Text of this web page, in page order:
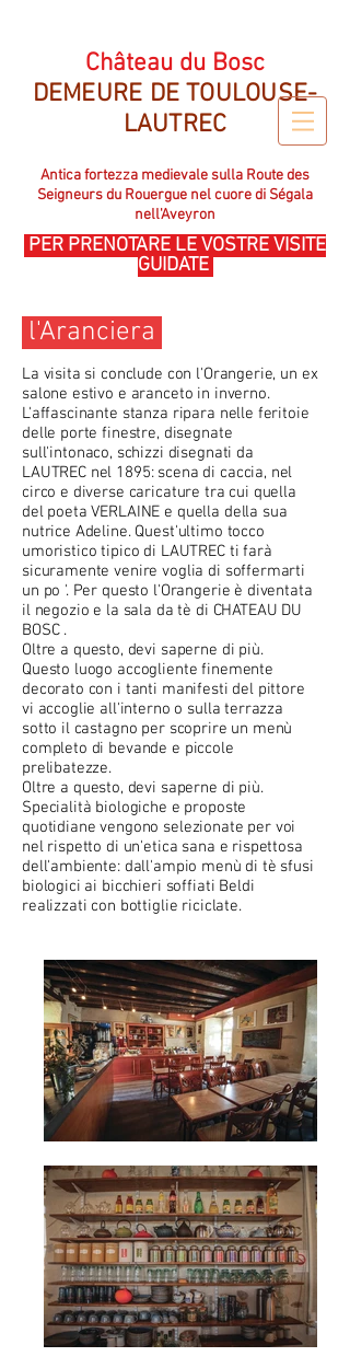
Château du Bosc
DEMEURE DE TOULOUSE-
LAUTREC
Antica fortezza medievale sulla Route des
Seigneurs du Rouergue nel cuore di Ségala
nell'Aveyron
PER PRENOTARE LE VOSTRE VISITE
GUIDATE
l'Aranciera
La visita si conclude con l'Orangerie, un ex
salone estivo e aranceto in inverno.
L'affascinante stanza ripara nelle feritoie
delle porte finestre, disegnate
sull'intonaco, schizzi disegnati da
LAUTREC nel 1895: scena di caccia, nel
circo e diverse caricature tra cui quella
del poeta VERLAINE e quella della sua
nutrice Adeline. Quest'ultimo tocco
umoristico tipico di LAUTREC ti farà
sicuramente venire voglia di soffermarti
un po '. Per questo l'Orangerie è diventata
il negozio e la sala da tè di CHATEAU DU
BOSC.
Oltre a questo, devi saperne di più.
Questo luogo accogliente finemente
decorato con i tanti manifesti del pittore
vi accoglie all'interno o sulla terrazza
sotto il castagno per scoprire un menù
completo di bevande e piccole
prelibatezze.
Oltre a questo, devi saperne di più.
Specialità biologiche e proposte
quotidiane vengono selezionate per voi
nel rispetto di un'etica sana e rispettosa
dell'ambiente: dall'ampio menù di tè sfusi
biologici ai bicchieri soffiati Beldi
realizzati con bottiglie riciclate.